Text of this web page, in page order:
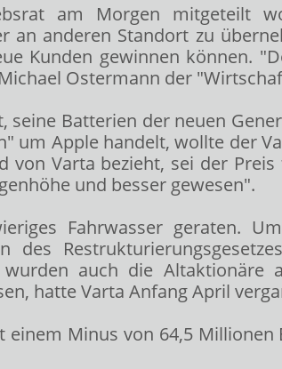
am Morgen mitgeteilt
anderen Standort zu
Kunden gewinnen können.
Ostermann der
Batterien der neuen
um Apple handelt, wollte der
Varta bezieht, sei der
und besser gewesen".
Fahrwasser geraten.
auch die Altaktionäre
hatte Varta Anfang April
Minus von 64,5